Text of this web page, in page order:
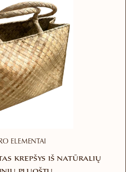
ELEMENTAI
krepšys iš natūralių